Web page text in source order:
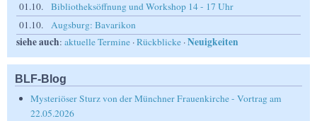
01.10.
Bibliotheksöffnung und Workshop 14 - 17 Uhr
01.10.
Augsburg: Bavarikon
siehe auch: aktuelle Termine ·Rückblicke ·Neuigkeiten
BLF-Blog
Mysteriöser Sturz von der Münchner Frauenkirche - Vortrag am
22.05.2026